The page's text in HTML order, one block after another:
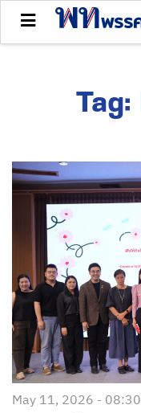
Tag:
May 11, 2026 - 08:30